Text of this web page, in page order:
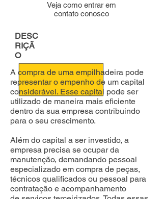
Veja como entrar em
contato conosco
DESC
RIÇÃ
O
A compra de uma empilhadeira pode
representar o empenho de um capital
considerável. Esse capital pode ser
utilizado de maneira mais eficiente
dentro da sua empresa contribuindo
para o seu crescimento.
Além do capital a ser investido, a
empresa precisa se ocupar da
manutenção, demandando pessoal
especializado em compra de peças,
técnicos qualificados ou pessoal para
contratação e acompanhamento